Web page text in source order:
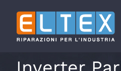
contenuto